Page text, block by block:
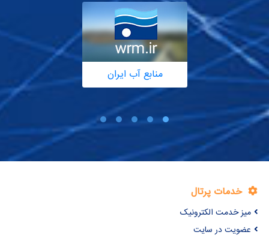
منابع آب ایران
خدمات پرتال
میز خدمت الکترونیک
عضویت در سایت